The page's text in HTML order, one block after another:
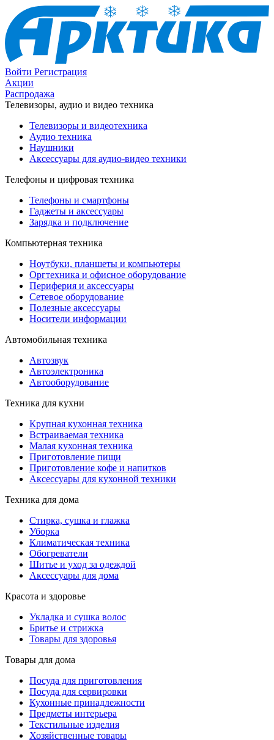
Войти Регистрация
Акции
Распродажа
Телевизоры, аудио и видео техника
Телевизоры и видеотехника
Аудио техника
Наушники
Аксессуары для аудио-видео техники
Телефоны и цифровая техника
Телефоны и смартфоны
Гаджеты и аксессуары
Зарядка и подключение
Компьютерная техника
Ноутбуки, планшеты и компьютеры
Оргтехника и офисное оборудование
Периферия и аксессуары
Cетевое оборудование
Полезные аксессуары
Носители информации
Автомобильная техника
Автозвук
Автоэлектроника
Автооборудование
Техника для кухни
Крупная кухонная техника
Встраиваемая техника
Малая кухонная техника
Приготовление пищи
Приготовление кофе и напитков
Аксессуары для кухонной техники
Техника для дома
Стирка, сушка и глажка
Уборка
Климатическая техника
Обогреватели
Шитье и уход за одеждой
Аксессуары для дома
Красота и здоровье
Укладка и сушка волос
Бритье и стрижка
Товары для здоровья
Товары для дома
Посуда для приготовления
Посуда для сервировки
Кухонные принадлежности
Предметы интерьера
Текстильные изделия
Хозяйственные товары